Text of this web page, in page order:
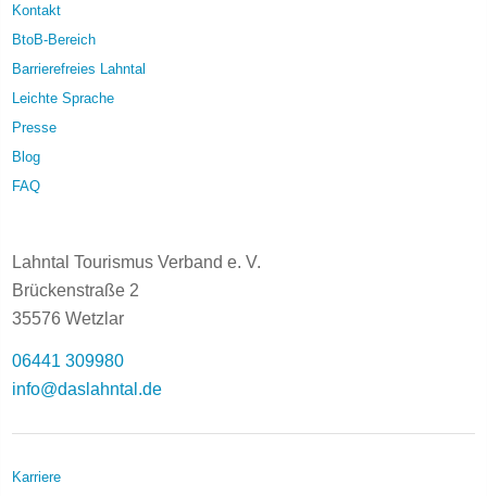
Kontakt
BtoB-Bereich
Barrierefreies Lahntal
Leichte Sprache
Presse
Blog
FAQ
Lahntal Tourismus Verband e. V.
Brückenstraße 2
35576 Wetzlar
06441 309980
info@daslahntal.de
Karriere